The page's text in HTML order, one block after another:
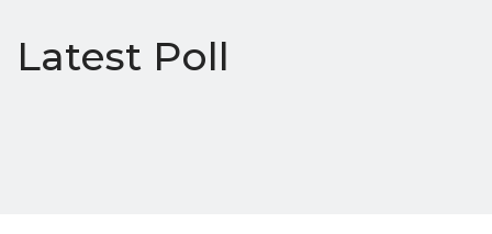
Latest Poll